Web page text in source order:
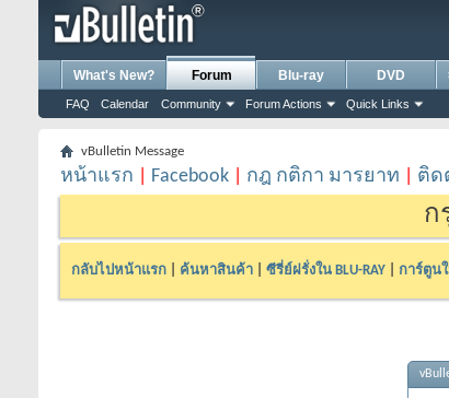
What's New? Forum
FAQ Calendar Community Forum Actions Quick Links
Blu-ray DVD
vBulletin Message
หน้าแรก Facebook กฎ กติกา มารยาท ติด
ก
กลับไปหน้าแรก ค้นหาสินค้า ซีรี่ย์ฝรั่งใน BLU-RAY การ์ตูนใ